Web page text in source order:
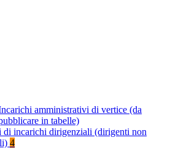
amministrativi di vertice (da
in tabelle)
di incarichi dirigenziali (dirigenti non
4